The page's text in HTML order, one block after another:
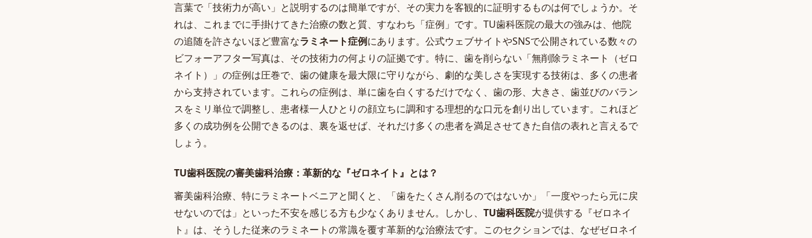
言葉で「技術力が高い」と説明するのは簡単ですが、その実力を客観的に証明するものは何でしょうか。そ
れは、これまでに手掛けてきた治療の数と質、すなわち「症例」です。TU歯科医院の最大の強みは、他院
の追随を許さないほど豊富なラミネート症例にあります。公式ウェブサイトやSNSで公開されている数々の
ビフォーアフター写真は、その技術力の何よりの証拠です。特に、歯を削らない「無削除ラミネート（ゼロ
ネイト）」の症例は圧巻で、歯の健康を最大限に守りながら、劇的な美しさを実現する技術は、多くの患者
から支持されています。これらの症例は、単に歯を白くするだけでなく、歯の形、大きさ、歯並びのバラン
スをミリ単位で調整し、患者様一人ひとりの顔立ちに調和する理想的な口元を創り出しています。これほど
多くの成功例を公開できるのは、裏を返せば、それだけ多くの患者を満足させてきた自信の表れと言えるで
しょう。
TU歯科医院の審美歯科治療：革新的な『ゼロネイト』とは？
審美歯科治療、特にラミネートベニアと聞くと、「歯をたくさん削るのではないか」「一度やったら元に戻
せないのでは」といった不安を感じる方も少なくありません。しかし、 TU歯科医院が提供する『ゼロネイ
ト』は、そうした従来のラミネートの常識を覆す革新的な治療法です。このセクションでは、なぜゼロネイ